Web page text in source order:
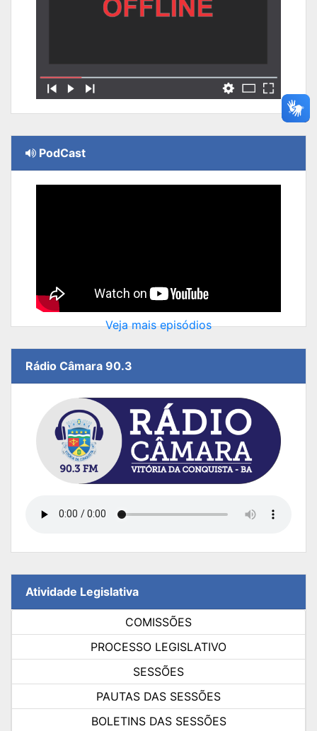
PodCast
Veja mais episódios
Rádio Câmara 90.3
Atividade Legislativa
COMISSÕES
PROCESSO LEGISLATIVO
SESSÕES
PAUTAS DAS SESSÕES
BOLETINS DAS SESSÕES